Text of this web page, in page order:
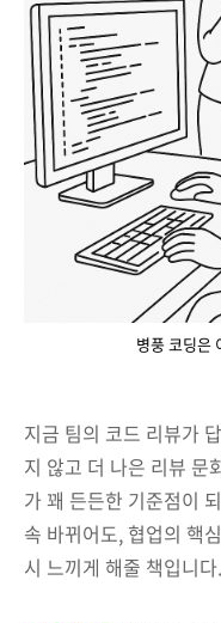
병풍 코딩은
지금 팀의 코드 리뷰가
지 않고 더 나은 리뷰 문
가 꽤 든든한 기준점이
속 바뀌어도, 협업의 핵
시 느끼게 해줄 책입니다.